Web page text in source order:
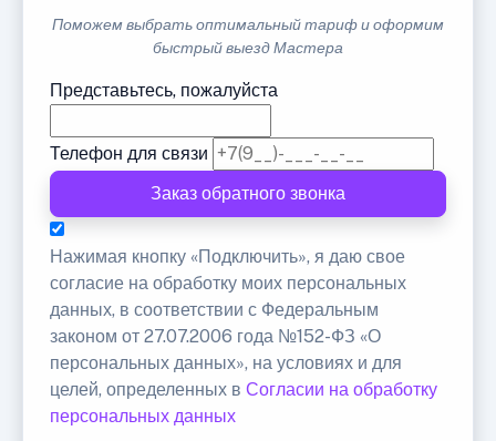
Поможем выбрать оптимальный тариф и оформим
быстрый выезд Мастера
Представьтесь, пожалуйста
Телефон для связи
Заказ обратного звонка
Нажимая кнопку «Подключить», я даю свое
согласие на обработку моих персональных
данных, в соответствии с Федеральным
законом от 27.07.2006 года №152-ФЗ «О
персональных данных», на условиях и для
целей, определенных в Согласии на обработку
персональных данных